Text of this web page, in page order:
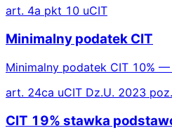
art. 4a pkt 10 uCIT
Minimalny podatek CIT
Minimalny podatek CIT 10%
art. 24ca uCIT Dz.U. 2023
CIT 19% stawka